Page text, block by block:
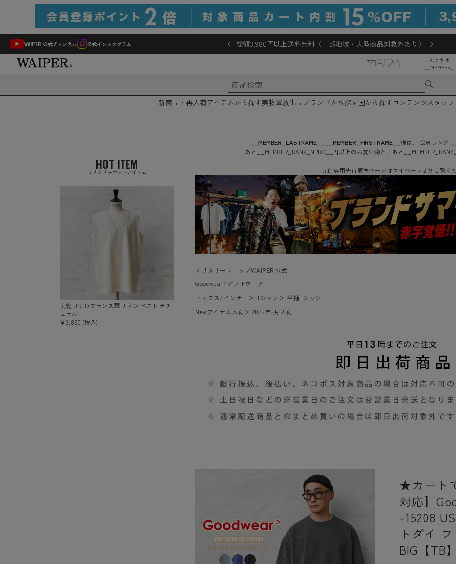
WAIPER 公式チャンネル 公式インスタグラム 総額3,980円以上送料無料（一部地域・大型商品対象外あり）
こんにちは、
新商品・再入荷アイテムから探す実物軍放出品 ブランドから探す国から探す コンテンツ スタッ
__MEMBER_LASTNAME__ __MEMBER_FIRSTNAME__ 様は、 会員ランク:
あと
__MEMBER_RANK_NPRC__ 円以上のお買い物と、あと
元帥専用先行販売ページはマイページよりご覧く
ミリタリーショップWAIPER 公式
Goodwear/グッドウェア
トップス/インナー＞ Tシャツ ＞ 半袖Tシャツ
Newアイテム入荷＞ 2025年5月入荷
★カート
対応】
-15208
トダイ
BIG【TB】
HOT ITEM
ミリタリーホットアイテム
実物 USED フランス軍 リネン ベスト ナチ
ュラル
￥3,850 (税込)